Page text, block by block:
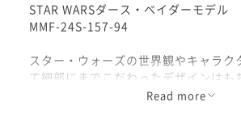
STAR WARSダース・ベイダーモデル
MMF-24S-157-94
スター・ウォーズの世界観やキャラク
て細部にまでこだわったデザインはも
け心地を追求しました。Read more